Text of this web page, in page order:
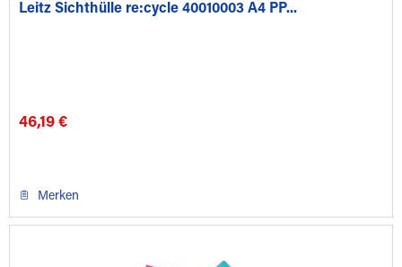
Leitz Sichthülle re:cycle 40010003 A4 PP...
46,19 €
Merken